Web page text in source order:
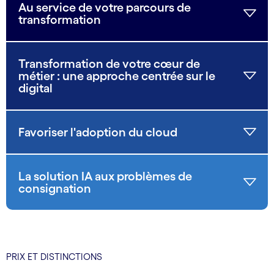
Au service de votre parcours de
transformation
Transformation de votre cœur de
métier : une approche centrée sur le
digital
Favoriser l'adoption du cloud
La solution IA aux problèmes de
consignation
PRIX ET DISTINCTIONS